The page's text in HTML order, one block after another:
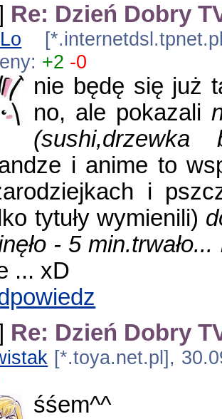
Re: Dzień Dobry
+2 -0
nie będę się już
no, ale pokazali
(sushi,drzewka
i anime to
i
tytuły wymienili)
- 5
... xD
Re: Dzień Dobry
[*.toya.net.pl],
śśem^^